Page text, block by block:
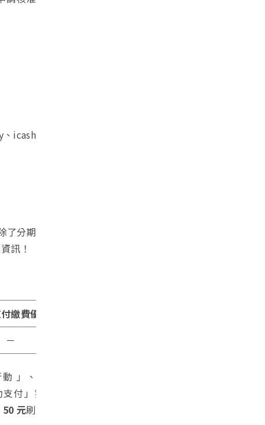
、icash
了分期
訊！
繳費優惠
－
」、「 iLEO 」或
付」第一銀行信用
50 元刷卡金